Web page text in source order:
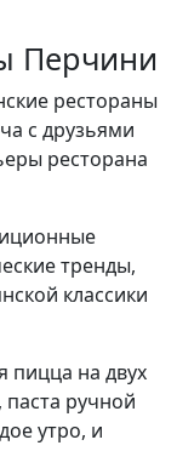
Перчини
рестораны
с друзьями
ресторана
тренды,
классики
пицца на двух
ручной
утро, и